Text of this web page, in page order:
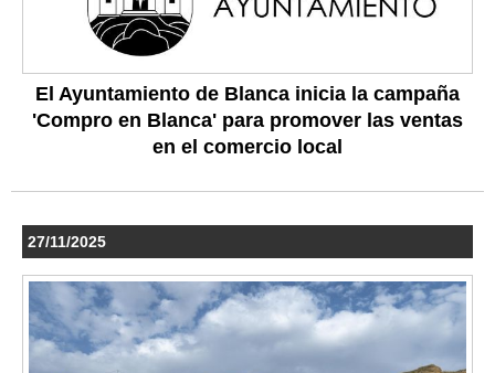
El Ayuntamiento de Blanca inicia la campaña
'Compro en Blanca' para promover las ventas
en el comercio local
27/11/2025